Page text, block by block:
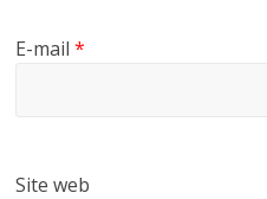
E-mail*
Site web